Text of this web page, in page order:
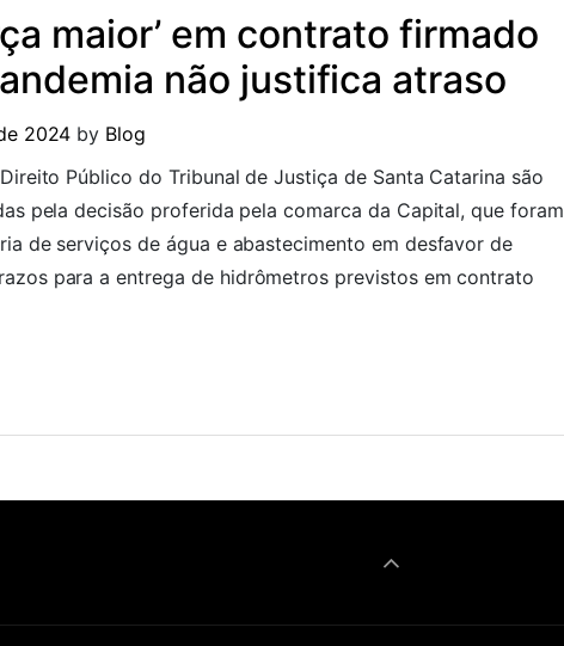
maior’ em contrato firmado
não justifica atraso
2024 by Blog
Público do Tribunal de Justiça de Santa Catarina são
pela decisão proferida pela comarca da Capital, que foram
de serviços de água e abastecimento em desfavor de
para a entrega de hidrômetros previstos em contrato